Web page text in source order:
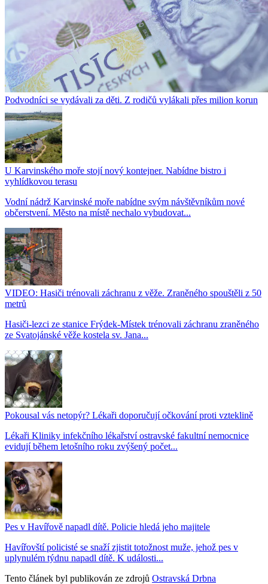
Podvodníci se vydávali za děti. Z rodičů vylákali přes milion korun
U Karvinského moře stojí nový kontejner. Nabídne bistro i
vyhlídkovou terasu
Vodní nádrž Karvinské moře nabídne svým návštěvníkům nové
občerstvení. Město na místě nechalo vybudovat...
VIDEO: Hasiči trénovali záchranu z věže. Zraněného spouštěli z 50
metrů
Hasiči-lezci ze stanice Frýdek-Místek trénovali záchranu zraněného
ze Svatojánské věže kostela sv. Jana...
Pokousal vás netopýr? Lékaři doporučují očkování proti vzteklině
Lékaři Kliniky infekčního lékařství ostravské fakultní nemocnice
evidují během letošního roku zvýšený počet...
Pes v Havířově napadl dítě. Policie hledá jeho majitele
Havířovští policisté se snaží zjistit totožnost muže, jehož pes v
uplynulém týdnu napadl dítě. K události...
Tento článek byl publikován ze zdrojů Ostravská Drbna